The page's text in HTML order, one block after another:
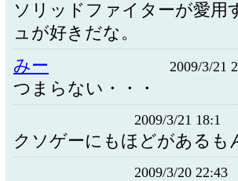
ソリッドファイターが愛
ュが好きだな。
みー
2009/3/21
つまらない・・・
2009/3/21 18:1
クソゲーにもほどがあるも
2009/3/20 22:43